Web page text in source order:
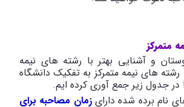
متمرکز
و آشنایی بهتر با رشته های نیمه
های نیمه متمرکز به تفکیک دانشگاه
جدول زیر جمع آوری کرده ایم.
نام برده شده دارایزمان مصاحبه برای